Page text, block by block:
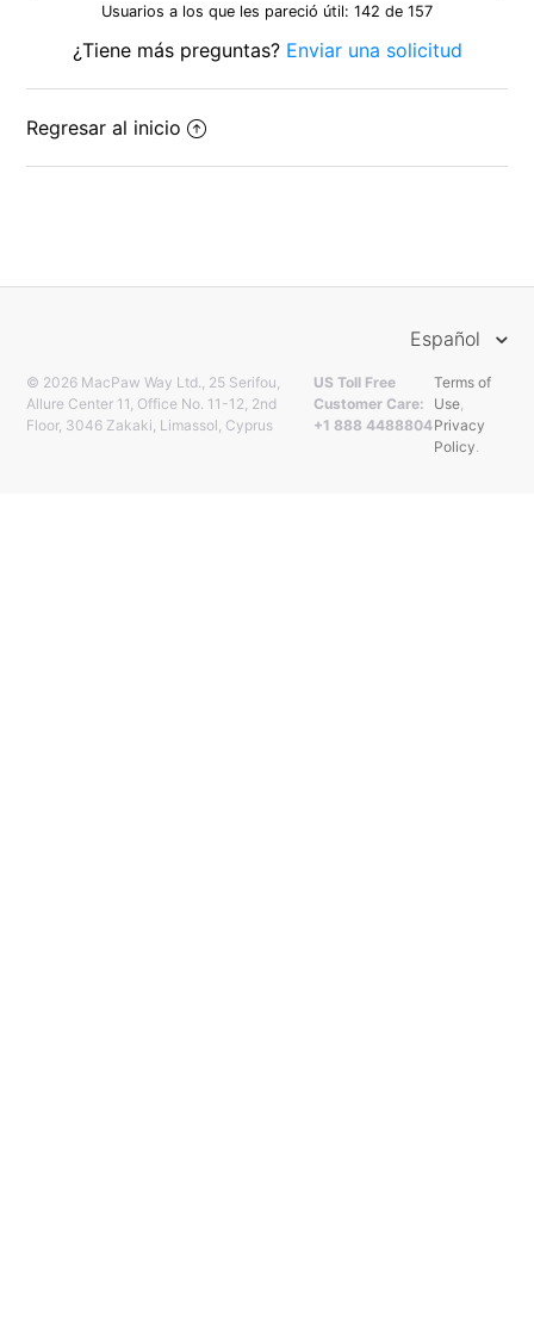
Usuarios a los que les pareció útil: 142 de 157
¿Tiene más preguntas? Enviar una solicitud
Regresar al inicio
Español
© 2026 MacPaw Way Ltd., 25 Serifou,
Allure Center 11, Office No. 11-12, 2nd
Floor, 3046 Zakaki, Limassol, Cyprus
US Toll Free
Customer Care:
+1 888 4488804
Terms of
Use,
Privacy
Policy.